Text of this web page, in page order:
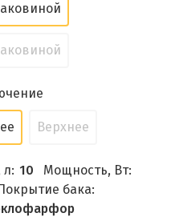
Верхнее
л: 10
Мощность, Вт:
бака: